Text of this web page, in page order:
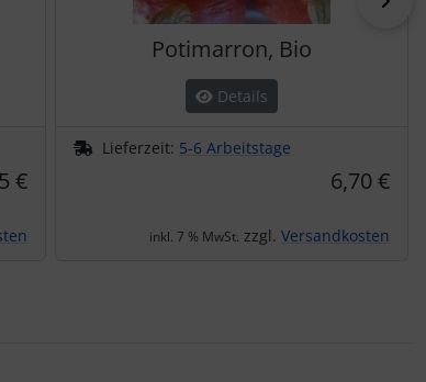
€
Potimarron, Bio
Details
Lieferzeit: 5-6 Arbeitstage
6,70 €
inkl. 7 % MwSt. zzgl. Versandkosten